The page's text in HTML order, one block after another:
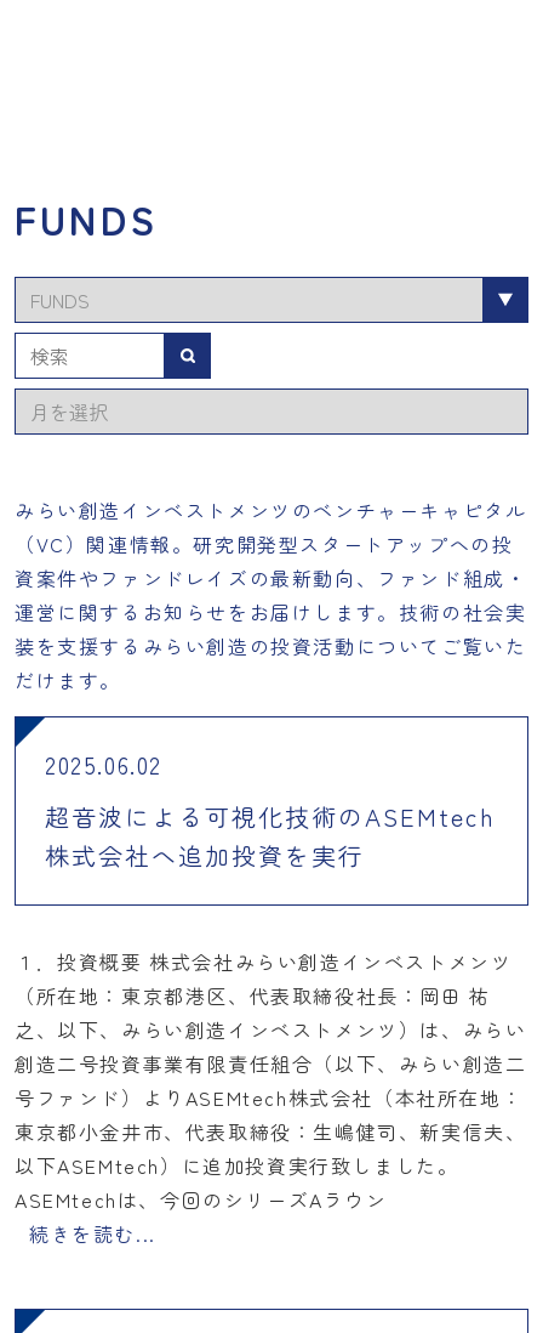
FUNDS
カ
テ
ゴ
リ
ー
ー
ブ
みらい創造インベストメンツのベンチャーキャピタル
（VC）関連情報。研究開発型スタートアップへの投
資案件やファンドレイズの最新動向、ファンド組成・
運営に関するお知らせをお届けします。技術の社会実
装を支援するみらい創造の投資活動についてご覧いた
だけます。
2025.06.02
超音波による可視化技術のASEMtech
株式会社へ追加投資を実行
１．投資概要 株式会社みらい創造インベストメンツ
（所在地：東京都港区、代表取締役社長：岡田 祐
之、以下、みらい創造インベストメンツ）は、みらい
創造二号投資事業有限責任組合（以下、みらい創造二
号ファンド）よりASEMtech株式会社（本社所在地：
東京都小金井市、代表取締役：生嶋健司、新実信夫、
以下ASEMtech）に追加投資実行致しました。
ASEMtechは、今回のシリーズAラウン
続きを読む...